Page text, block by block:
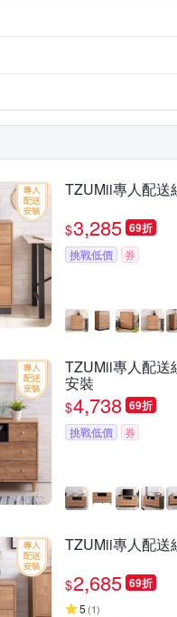
TZUMii專人配送
$3,285 69折
挑戰低價 券
TZUMii專人配送
安裝
$4,738 69折
挑戰低價 券
TZUMii專人配送
$2,685 69折
5 (1)